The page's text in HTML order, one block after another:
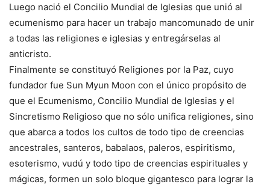
Luego nació el Concilio Mundial de Iglesias que unió al
ecumenismo para hacer un trabajo mancomunado de unir
a todas las religiones e iglesias y entregárselas al
anticristo.
Finalmente se constituyó Religiones por la Paz, cuyo
fundador fue Sun Myun Moon con el único propósito de
que el Ecumenismo, Concilio Mundial de Iglesias y el
Sincretismo Religioso que no sólo unifica religiones, sino
que abarca a todos los cultos de todo tipo de creencias
ancestrales, santeros, babalaos, paleros, espiritismo,
esoterismo, vudú y todo tipo de creencias espirituales y
mágicas, formen un solo bloque gigantesco para lograr la